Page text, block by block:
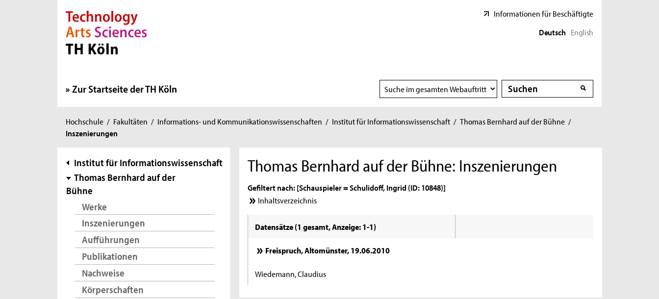
Direkt zur Hauptnavigation
Direkt zur Subnavigation
Direkt zum Inhalt
Direkt zum Fußbereich
Informationen für Beschäftigte
Deutsch English
Zur Startseite der TH Köln
Suchbereich
wählen
Suche
Suche
Sie
sind
Hochschule / Fakultäten / Informations- und Kommunikationswissenschaften / Institut für Informationswissenschaft / Thomas Bernhard auf der Bühne /
Inszenierungen
Subnavigation
Institut für Informationswissenschaft
Thomas Bernhard auf der
Bühne
Werke
Inszenierungen
Aufführungen
Publikationen
Nachweise
Körperschaften
Thomas Bernhard auf der Bühne: Inszenierungen
Gefiltert nach: [Schauspieler = Schulidoff, Ingrid (ID: 10848)]
Inhaltsverzeichnis
Datensätze (1 gesamt, Anzeige: 1-1)
Freispruch, Altomünster, 19.06.2010
Wiedemann, Claudius